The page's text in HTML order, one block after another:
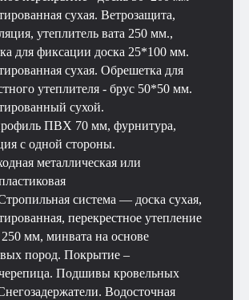
сухая. Ветрозащита,
утеплитель вата 250 мм.,
для фиксации доска 25*100 мм.
сухая. Обрешетка для
утеплителя - брус 50*50 мм.
сухой.
ПВХ 70 мм, фурнитура,
с одной стороны.
металлическая или
система — доска сухая,
перекрестное утепление
мм, минвата на основе
пород. Покрытие –
Подшивы кровельных
Водосточная
также